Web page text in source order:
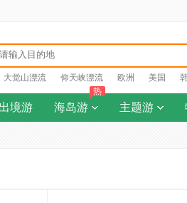
大觉山漂流 仰天峡漂流 欧洲 美国
出境游 海岛游
热
主题游